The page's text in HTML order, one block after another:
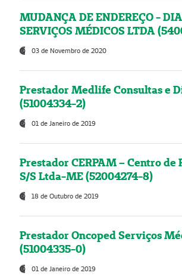
MUDANÇA DE ENDEREÇO -
SERVIÇOS MÉDICOS LTDA
03 de Novembro de 2020
Prestador Medlife Consultas e
(51004334-2)
01 de Janeiro de 2019
Prestador CERPAM – Centro de
S/S Ltda-ME (52004274-8)
18 de Outubro de 2019
Prestador Oncoped Serviços
(51004335-0)
01 de Janeiro de 2019